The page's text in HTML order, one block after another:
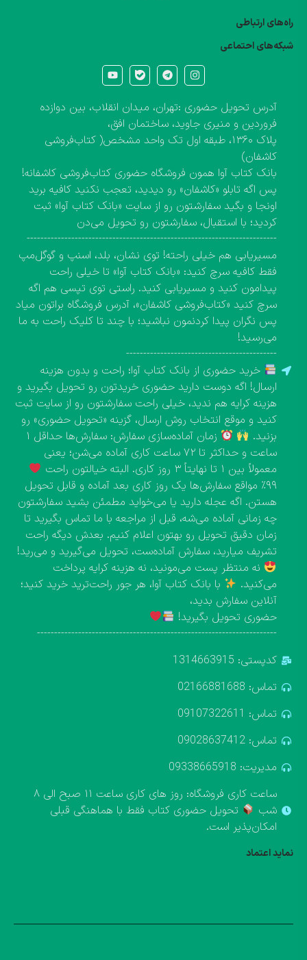
راه‌های ارتباطی
شبکه‌های احتماعی
آدرس تحویل حضوری :تهران، میدان انقلاب، بین دوازده
فروردین و منیری جاوید، ساختمان افق،
پلاک ۱۳۶۰، طبقه اول تک واحد مشخص( کتاب‌فروشی
کاشفان)
بانک کتاب آوا همون فروشگاه حضوری کتاب‌فروشی کاشفانه!
پس اگه تابلو «کاشفان» رو دیدید، تعجب نکنید کافیه برید
اونجا و بگید سفارشتون رو از سایت «بانک کتاب آوا» ثبت
کردید؛ با استقبال، سفارشتون رو تحویل می‌دن
-------------------------------------------------------------------------
مسیریابی هم خیلی راحته! توی نشان، بلد، اسنپ و گوگل‌مپ
فقط کافیه سرچ کنید: «بانک کتاب آوا» تا خیلی راحت
پیدامون کنید و مسیریابی کنید. راستی توی تپسی هم اگه
سرچ کنید «کتاب‌فروشی کاشفان»، آدرس فروشگاه براتون میاد
پس نگران پیدا کردنمون نباشید؛ با چند تا کلیک راحت به ما
می‌رسید!
--------------------------------------------
خرید حضوری از بانک کتاب آوا؛ راحت و بدون هزینه
ارسال! اگه دوست دارید حضوری خریدتون رو تحویل بگیرید و
هزینه کرایه هم ندید، خیلی راحت سفارشتون رو از سایت ثبت
کنید و موقع انتخاب روش ارسال، گزینه «تحویل حضوری» رو
بزنید.
زمان آماده‌سازی سفارش: سفارش‌ها حداقل ۱
ساعت و حداکثر تا ۷۲ ساعت کاری آماده می‌شن؛ یعنی
معمولاً بین ۱ تا نهایتاً ۳ روز کاری. البته خیالتون راحت
۹۹٪ مواقع سفارش‌ها یک روز کاری بعد آماده و قابل تحویل
هستن. اگه عجله دارید یا می‌خواید مطمئن بشید سفارشتون
چه زمانی آماده می‌شه، قبل از مراجعه با ما تماس بگیرید تا
زمان دقیق تحویل رو بهتون اعلام کنیم. بعدش دیگه راحت
تشریف میارید، سفارش آماده‌ست، تحویل می‌گیرید و می‌رید!
نه منتظر پست می‌مونید، نه هزینه کرایه پرداخت
می‌کنید.
با بانک کتاب آوا، هر جور راحت‌ترید خرید کنید؛
آنلاین سفارش بدید،
حضوری تحویل بگیرید!
----------------------------------------------------------------------
کدپستی: 1314663915
تماس: 02166881688
تماس: 09107322611
تماس: 09028637412
مدیریت: 09338665918
ساعت کاری فروشگاه: روز های کاری ساعت ۱۱ صبح الی ۸
شب
تحویل حضوری کتاب فقط با هماهنگی قبلی
امکان‌پذیر است.
نماید اعتماد